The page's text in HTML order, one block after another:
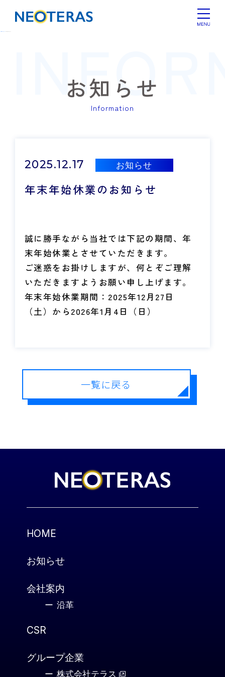
お知らせ
Information
2025.12.17 お知らせ
年末年始休業のお知らせ
誠に勝手ながら当社では下記の期間、年
末年始休業とさせていただきます。
ご迷惑をお掛けしますが、何とぞご理解
いただきますようお願い申し上げます。
年末年始休業期間：2025年12月27日
（土）から2026年1月4日（日）
一覧に戻る
HOME
お知らせ
会社案内
沿革
CSR
グループ企業
株式会社テラス